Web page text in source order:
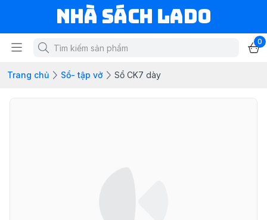
NHÀ SÁCH LADO
0
Trang chủ Sổ- tập vở Sổ CK7 dày